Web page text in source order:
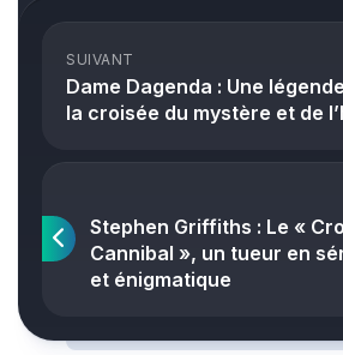
SUIVANT
Dame Dagenda : Une
la croisée du mystère et de
Stephen Griffiths : Le «
Cannibal », un tueur en
et énigmatique